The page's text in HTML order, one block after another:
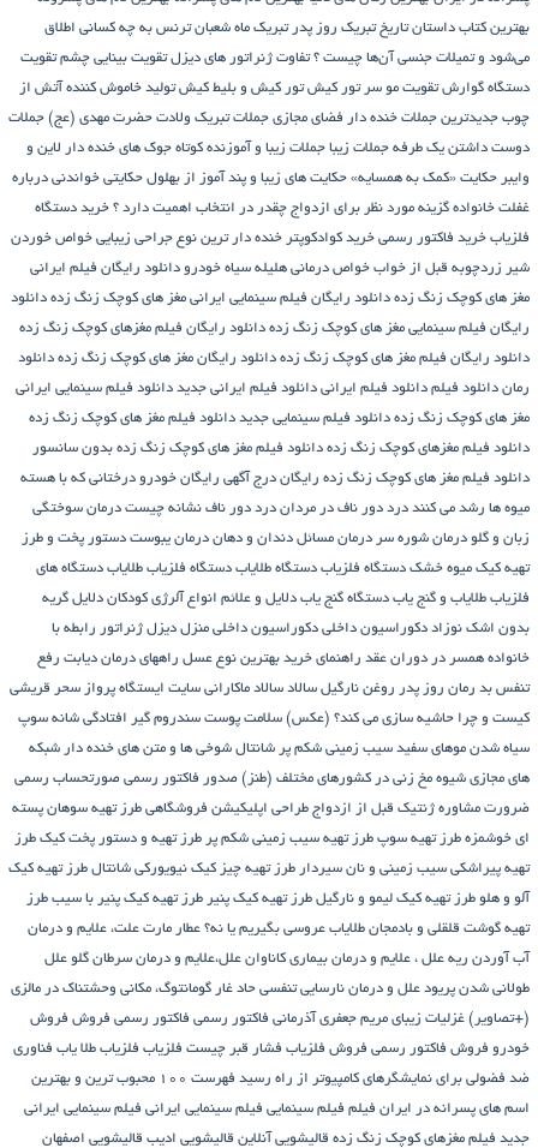
بهترین کتاب داستان تاریخ تبریک روز پدر تبریک ماه شعبان ترنس به چه کسانی اطلاق
می‌شود و تمیلات جنسی آن‌ها چیست ؟ تفاوت ژنراتور های دیزل تقویت بینایی چشم تقویت
دستگاه گوارش تقویت مو سر تور کیش تور کیش و بلیط کیش تولید خاموش کننده آتش از
چوب جدیدترین جملات خنده دار فضای مجازی جملات تبریک ولادت حضرت مهدی (عج) جملات
دوست داشتن یک طرفه جملات زیبا جملات زیبا و آموزنده کوتاه جوک های خنده دار لاین و
وایبر حکایت «کمک به همسایه» حکایت های زیبا و پند آموز از بهلول حکایتی خواندنی درباره
غفلت خانواده گزینه مورد نظر برای ازدواج چقدر در انتخاب اهمیت دارد ؟ خرید دستگاه
فلزیاب خرید فاکتور رسمی خرید کوادکوپتر خنده دار ترین نوع جراحی زیبایی خواص خوردن
شیر زردچوبه قبل از خواب خواص درمانی هلیله سیاه خودرو دانلود رایگان فیلم ایرانی
مغز های کوچک زنگ زده دانلود رایگان فیلم سینمایی ایرانی مغز های کوچک زنگ زده دانلود
رایگان فیلم سینمایی مغز های کوچک زنگ زده دانلود رایگان فیلم مغزهای کوچک زنگ زده
دانلود رایگان فیلم مغز های کوچک زنگ زده دانلود رایگان مغز های کوچک زنگ زده دانلود
رمان دانلود فیلم دانلود فیلم ایرانی دانلود فیلم ایرانی جدید دانلود فیلم سینمایی ایرانی
مغز های کوچک زنگ زده دانلود فیلم سینمایی جدید دانلود فیلم مغز های کوچک زنگ زده
دانلود فیلم مغزهای کوچک زنگ زده دانلود فیلم مغز های کوچک زنگ زده بدون سانسور
دانلود فیلم مغز های کوچک زنگ زده رایگان درج آگهی رایگان خودرو درختانی که با هسته
میوه ها رشد می کنند درد دور ناف در مردان درد دور ناف نشانه چیست درمان سوختگی
زبان و گلو درمان شوره سر درمان مسائل دندان و دهان درمان یبوست دستور پخت و طرز
تهیه کیک میوه خشک دستگاه فلزیاب دستگاه‌ طلایاب دستگاه‌ فلزیاب طلایاب دستگاه‌ های
فلزیاب طلایاب و گنج‌ یاب دستگاه‌ گنج‌ یاب دلایل و علائم انواع آلرژی کودکان دلایل گریه
بدون اشک نوزاد دکوراسیون داخلی دکوراسیون داخلی منزل دیزل ژنراتور رابطه با
خانواده همسر در دوران عقد راهنمای خرید بهترین نوع عسل راههای درمان دیابت رفع
تنفس بد رمان روز پدر روغن نارگیل سالاد سالاد ماکارانی سایت ایستگاه پرواز سحر قریشی
کیست و چرا حاشیه سازی می کند؟ (عکس) سلامت پوست سندروم گیر افتادگی شانه سوپ
سیاه شدن موهای سفید سیب زمینی شکم پر شانتال شوخی ها و متن های خنده دار شبکه
های مجازی شیوه مخ زنی در کشورهای مختلف (طنز) صدور فاکتور رسمی صورتحساب رسمی
ضرورت مشاوره ژنتیک قبل از ازدواج طراحی اپلیکیشن فروشگاهی طرز تهیه سوهان پسته
ای خوشمزه طرز تهیه سوپ طرز تهیه سیب زمینی شکم پر طرز تهیه و دستور پخت کیک طرز
تهیه پیراشكی سيب زمينی و نان سیردار طرز تهیه چیز کیک نیویورکی شانتال طرز تهیه کیک
آلو و هلو طرز تهیه کیک لیمو و نارگیل طرز تهیه کیک پنیر طرز تهیه کیک پنیر با سیب طرز
تهیه گوشت قلقلی و بادمجان طلایاب عروسی بگیریم یا نه؟ عطار مارت علت، علایم و درمان
آب آوردن ریه علل ، علایم و درمان بیماری کاناوان علل،علایم و درمان سرطان گلو علل
طولانی شدن پریود علل و درمان نارسایی تنفسی حاد غار گومانتوگ، مکانی وحشتناک در مالزی
(+تصاویر) غزلیات زیبای مریم جعفری آذرمانی فاکتور رسمی فاکتور رسمی فروش فروش
خودرو فروش فاکتور رسمی فروش فلزیاب فشار قبر چیست فلزیاب فلزیاب طلا یاب فناوری
ضد فضولی برای نمایشگرهای کامپیوتر از راه رسید
فهرست ۱۰۰ محبوب ترین و بهترین
اسم های پسرانه در ایران فیلم فیلم سینمایی فیلم سینمایی ایرانی فیلم سینمایی ایرانی
جدید فیلم مغزهای کوچک زنگ زده قالیشویی آنلاین قالیشویی ادیب قالیشویی اصفهان